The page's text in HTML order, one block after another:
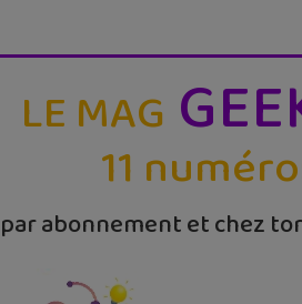
LE MAG
11
par abonnement et chez